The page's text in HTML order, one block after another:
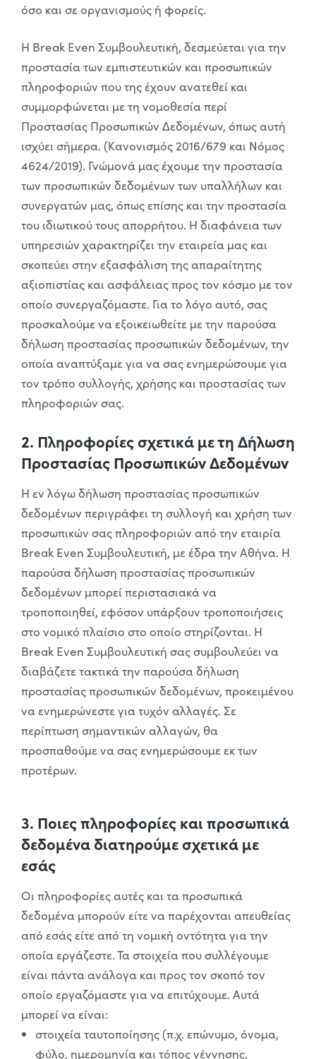
όσο και σε οργανισμούς ή φορείς.
H Break Even Συμβουλευτική, δεσμεύεται για την
προστασία των εμπιστευτικών και προσωπικών
πληροφοριών που της έχουν ανατεθεί και
συμμορφώνεται με τη νομοθεσία περί
Προστασίας Προσωπικών Δεδομένων, όπως αυτή
ισχύει σήμερα. (Κανονισμός 2016/679 και Νόμος
4624/2019). Γνώμονά μας έχουμε την προστασία
των προσωπικών δεδομένων των υπαλλήλων και
συνεργατών μας, όπως επίσης και την προστασία
του ιδιωτικού τους απορρήτου. Η διαφάνεια των
υπηρεσιών χαρακτηρίζει την εταιρεία μας και
σκοπεύει στην εξασφάλιση της απαραίτητης
αξιοπιστίας και ασφάλειας προς τον κόσμο με τον
οποίο συνεργαζόμαστε. Για το λόγο αυτό, σας
προσκαλούμε να εξοικειωθείτε με την παρούσα
δήλωση προστασίας προσωπικών δεδομένων, την
οποία αναπτύξαμε για να σας ενημερώσουμε για
τον τρόπο συλλογής, χρήσης και προστασίας των
πληροφοριών σας.
2. Πληροφορίες σχετικά με τη Δήλωση
Προστασίας Προσωπικών Δεδομένων
Η εν λόγω δήλωση προστασίας προσωπικών
δεδομένων περιγράφει τη συλλογή και χρήση των
προσωπικών σας πληροφοριών από την εταιρία
Break Even Συμβουλευτική, με έδρα την Αθήνα. Η
παρούσα δήλωση προστασίας προσωπικών
δεδομένων μπορεί περιστασιακά να
τροποποιηθεί, εφόσον υπάρξουν τροποποιήσεις
στο νομικό πλαίσιο στο οποίο στηρίζονται. Η
Break Even Συμβουλευτική σας συμβουλεύει να
διαβάζετε τακτικά την παρούσα δήλωση
προστασίας προσωπικών δεδομένων, προκειμένου
να ενημερώνεστε για τυχόν αλλαγές. Σε
περίπτωση σημαντικών αλλαγών, θα
προσπαθούμε να σας ενημερώσουμε εκ των
προτέρων.
3. Ποιες πληροφορίες και προσωπικά
δεδομένα διατηρούμε σχετικά με
εσάς
Οι πληροφορίες αυτές και τα προσωπικά
δεδομένα μπορούν είτε να παρέχονται απευθείας
από εσάς είτε από τη νομική οντότητα για την
οποία εργάζεστε. Τα στοιχεία που συλλέγουμε
είναι πάντα ανάλογα και προς τον σκοπό τον
οποίο εργαζόμαστε για να επιτύχουμε. Αυτά
μπορεί να είναι:
στοιχεία ταυτοποίησης (π.χ. επώνυμο, όνομα,
φύλο, ημερομηνία και τόπος γέννησης,